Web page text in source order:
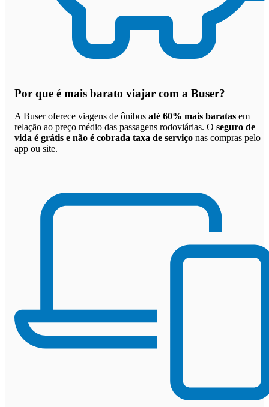
Por que é mais barato viajar com a Buser?
A Buser oferece viagens de ônibus até 60% mais baratas em
relação ao preço médio das passagens rodoviárias. O seguro de
vida é grátis e não é cobrada taxa de serviço nas compras pelo
app ou site.